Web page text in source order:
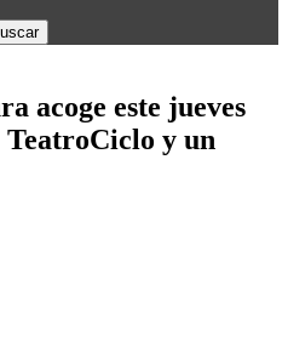
acoge este jueves
TeatroCiclo y un